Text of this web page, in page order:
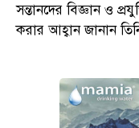
সন্তানদের বিজ্ঞান ও
করার আহ্বান জানান